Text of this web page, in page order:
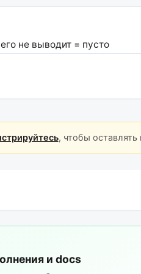
не выводит = пусто
, чтобы
и docs